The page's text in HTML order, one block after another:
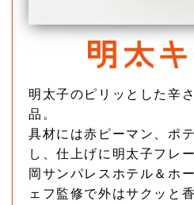
明太子のピリッとした辛
品。
具材には赤ピーマン、ポ
し、仕上げに明太子フレ
岡サンパレスホテル＆ホ
ェフ監修で外はサクッと